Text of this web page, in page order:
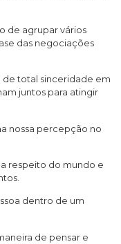
de agrupar vários
das negociações
total sinceridade em
juntos para atingir
nossa percepção no
respeito do mundo e
dentro de um
de pensar e